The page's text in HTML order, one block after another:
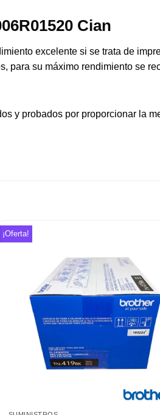
Cian
excelente si se trata de
para su máximo rendimiento se
y probados por proporcionar la
¡Oferta!